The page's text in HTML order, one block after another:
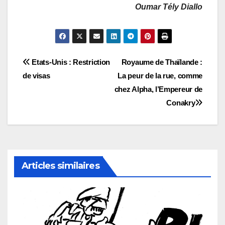
Oumar Tély Diallo
Navigation
Royaume de Thaïlande :
La peur de la rue, comme
chez Alpha, l’Empereur de
Conakry
Etats-Unis : Restriction
de visas
Articles similaires